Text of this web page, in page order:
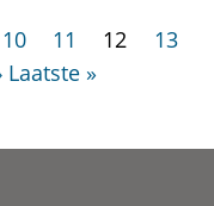
10 11 12
13
Laatste »